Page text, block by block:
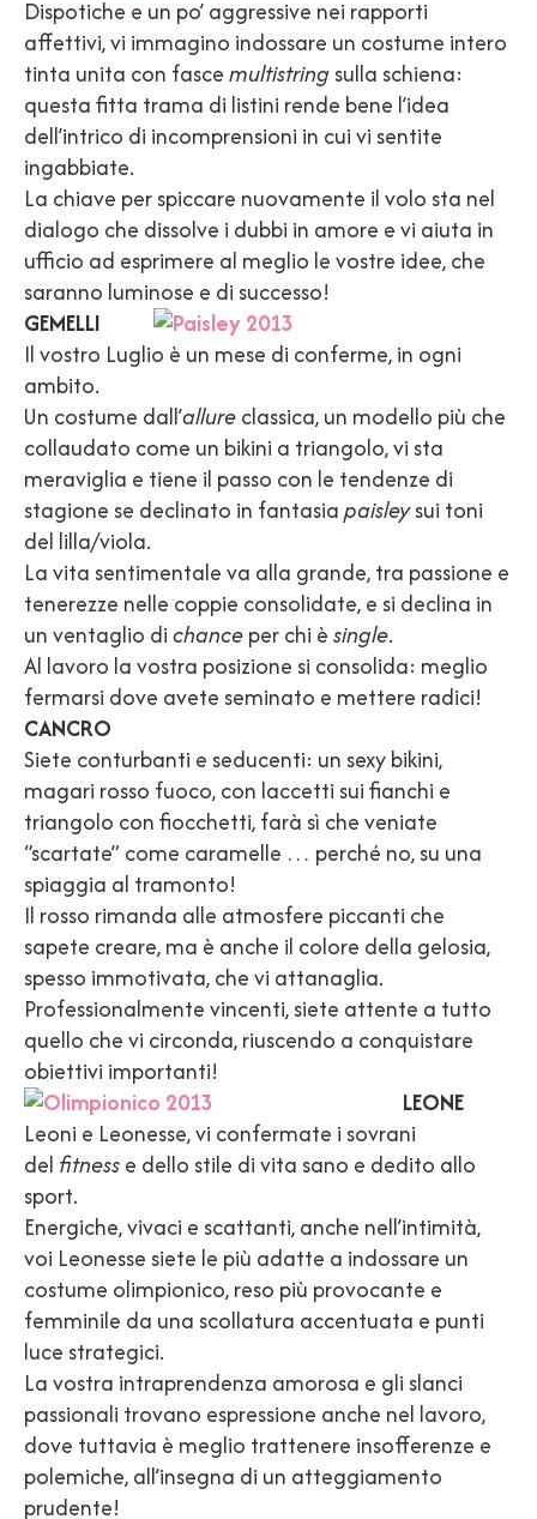
Dispotiche e un po’ aggressive nei rapporti
affettivi, vi immagino indossare un costume intero
tinta unita con fascemultistringsulla schiena:
questa fitta trama di listini rende bene l’idea
dell’intrico di incomprensioni in cui vi sentite
ingabbiate.
La chiave per spiccare nuovamente il volo sta nel
dialogo che dissolve i dubbi in amore e vi aiuta in
ufficio ad esprimere al meglio le vostre idee, che
saranno luminose e di successo!
GEMELLI
Il vostro Luglio è un mese di conferme, in ogni
ambito.
Un costume dall’allureclassica, un modello più che
collaudato come un bikini a triangolo, vi sta
meraviglia e tiene il passo con le tendenze di
stagione se declinato in fantasiapaisleysui toni
del lilla/viola.
La vita sentimentale va alla grande, tra passione e
tenerezze nelle coppie consolidate, e si declina in
un ventaglio dichanceper chi èsingle.
Al lavoro la vostra posizione si consolida: meglio
fermarsi dove avete seminato e mettere radici!
CANCRO
Siete conturbanti e seducenti: un sexy bikini,
magari rosso fuoco, con laccetti sui fianchi e
triangolo con fiocchetti, farà sì che veniate
“scartate” come caramelle … perché no, su una
spiaggia al tramonto!
Il rosso rimanda alle atmosfere piccanti che
sapete creare, ma è anche il colore della gelosia,
spesso immotivata, che vi attanaglia.
Professionalmente vincenti, siete attente a tutto
quello che vi circonda, riuscendo a conquistare
obiettivi importanti!
LEONE
Leoni e Leonesse, vi confermate i sovrani
del fitnesse dello stile di vita sano e dedito allo
sport.
Energiche, vivaci e scattanti, anche nell’intimità,
voi Leonesse siete le più adatte a indossare un
costume olimpionico, reso più provocante e
femminile da una scollatura accentuata e punti
luce strategici.
La vostra intraprendenza amorosa e gli slanci
passionali trovano espressione anche nel lavoro,
dove tuttavia è meglio trattenere insofferenze e
polemiche, all’insegna di un atteggiamento
prudente!